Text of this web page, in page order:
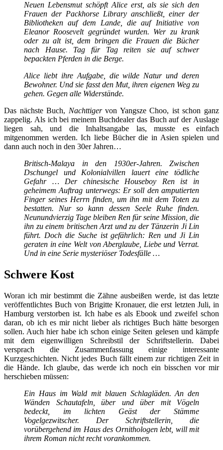
Neuen Lebensmut schöpft Alice erst, als sie sich den
Frauen der Packhorse Library anschließt, einer der
Bibliotheken auf dem Lande, die auf Initiative von
Eleanor Roosevelt gegründet wurden. Wer zu krank
oder zu alt ist, dem bringen die Frauen die Bücher
nach Hause. Tag für Tag reiten sie auf schwer
bepackten Pferden in die Berge.
Alice liebt ihre Aufgabe, die wilde Natur und deren
Bewohner. Und sie fasst den Mut, ihren eigenen Weg zu
gehen. Gegen alle Widerstände.
Das nächste Buch, Nachttigervon Yangsze Choo, ist schon ganz
zappelig. Als ich bei meinem Buchdealer das Buch auf der Auslage
liegen sah, und die Inhaltsangabe las, musste es einfach
mitgenommen werden. Ich liebe Bücher die in Asien spielen und
dann auch noch in den 30er Jahren…
Britisch-Malaya in den 1930er-Jahren. Zwischen
Dschungel und Kolonialvillen lauert eine tödliche
Gefahr … Der chinesische Houseboy Ren ist in
geheimem Auftrag unterwegs: Er soll den amputierten
Finger seines Herrn finden, um ihn mit dem Toten zu
bestatten. Nur so kann dessen Seele Ruhe finden.
Neunundvierzig Tage bleiben Ren für seine Mission, die
ihn zu einem britischen Arzt und zu der Tänzerin Ji Lin
führt. Doch die Suche ist gefährlich: Ren und Ji Lin
geraten in eine Welt von Aberglaube, Liebe und Verrat.
Und in eine Serie mysteriöser Todesfälle …
Schwere Kost
Woran ich mir bestimmt die Zähne ausbeißen werde, ist das letzte
veröffentlichtes Buch von Brigitte Kronauer, die erst letzten Juli, in
Hamburg verstorben ist. Ich habe es als Ebook und zweifel schon
daran, ob ich es mir nicht lieber als richtiges Buch hätte besorgen
sollen. Auch hier habe ich schon einige Seiten gelesen und kämpfe
mit dem eigenwilligen Schreibstil der Schriftstellerin. Dabei
versprach die Zusammenfassung einige interessante
Kurzgeschichten. Nicht jedes Buch fällt einem zur richtigen Zeit in
die Hände. Ich glaube, das werde ich noch ein bisschen vor mir
herschieben müssen:
Ein Haus im Wald mit blauen Schlagläden. An den
Wänden Schautafeln, über und über mit Vögeln
bedeckt, im lichten Geäst der Stämme
Vogelgezwitscher. Der Schriftstellerin, die
vorübergehend im Haus des Ornithologen lebt, will mit
ihrem Roman nicht recht vorankommen.